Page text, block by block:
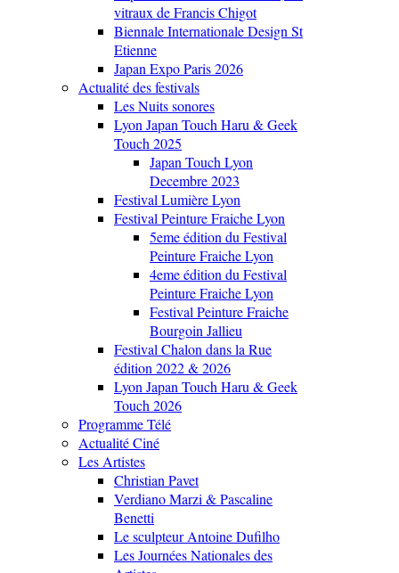
vitraux de Francis Chigot
Biennale Internationale Design St
Etienne
Japan Expo Paris 2026
Actualité des festivals
Les Nuits sonores
Lyon Japan Touch Haru & Geek
Touch 2025
Japan Touch Lyon
Decembre 2023
Festival Lumière Lyon
Festival Peinture Fraiche Lyon
5eme édition du Festival
Peinture Fraiche Lyon
4eme édition du Festival
Peinture Fraiche Lyon
Festival Peinture Fraiche
Bourgoin Jallieu
Festival Chalon dans la Rue
édition 2022 & 2026
Lyon Japan Touch Haru & Geek
Touch 2026
Programme Télé
Actualité Ciné
Les Artistes
Christian Pavet
Verdiano Marzi & Pascaline
Benetti
Le sculpteur Antoine Dufilho
Les Journées Nationales des